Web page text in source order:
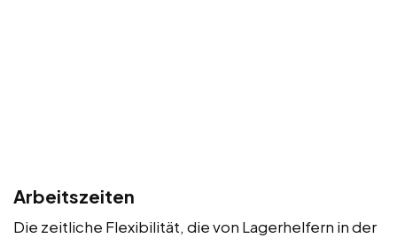
Arbeitszeiten
Die zeitliche Flexibilität, die von Lagerhelfern in der